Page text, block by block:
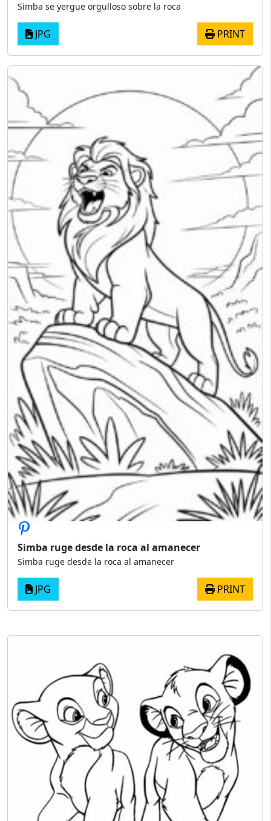
Simba se yergue orgulloso sobre la roca
JPG PRINT
Simba ruge desde la roca al amanecer
Simba ruge desde la roca al amanecer
JPG PRINT